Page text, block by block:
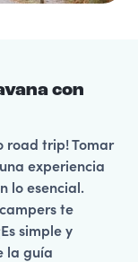
con
road trip! Tomar
experiencia
lo esencial.
te
simple y
la guía